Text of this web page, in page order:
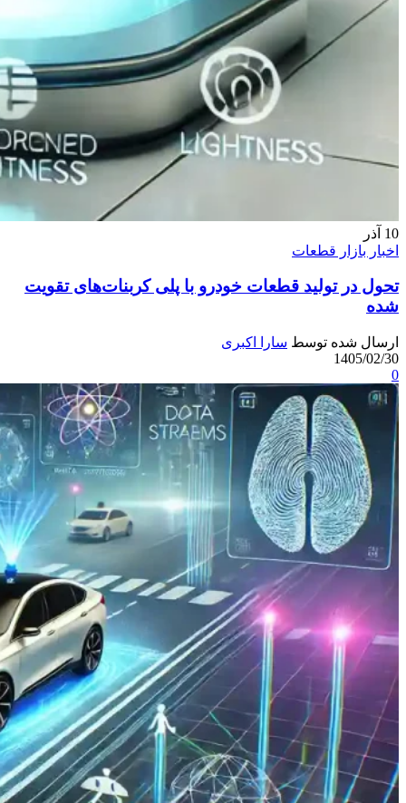
10 آذر
اخبار بازار قطعات
تحول در تولید قطعات خودرو با پلی‌ کربنات‌های تقویت‌
شده
ارسال شده توسط سارا اکبری
1405/02/30
0